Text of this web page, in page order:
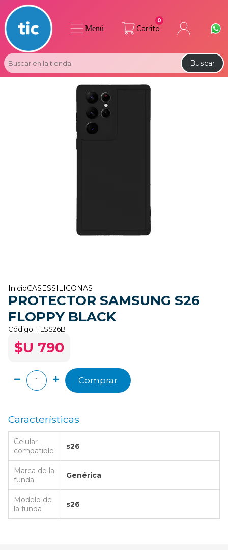
Carrito
0
Buscar
Menú
InicioCASESSILICONAS
PROTECTOR SAMSUNG S26
FLOPPY BLACK
Código: FLSS26B
$U 790
Comprar
Características
Celular
compatible
s26
Marca de la
funda
Genérica
Modelo de
la funda
s26